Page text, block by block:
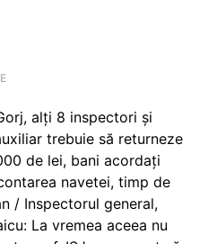
alți 8 inspectori și
trebuie să returneze
de lei, bani acordați
navetei, timp de
/ Inspectorul general,
La vremea aceea nu